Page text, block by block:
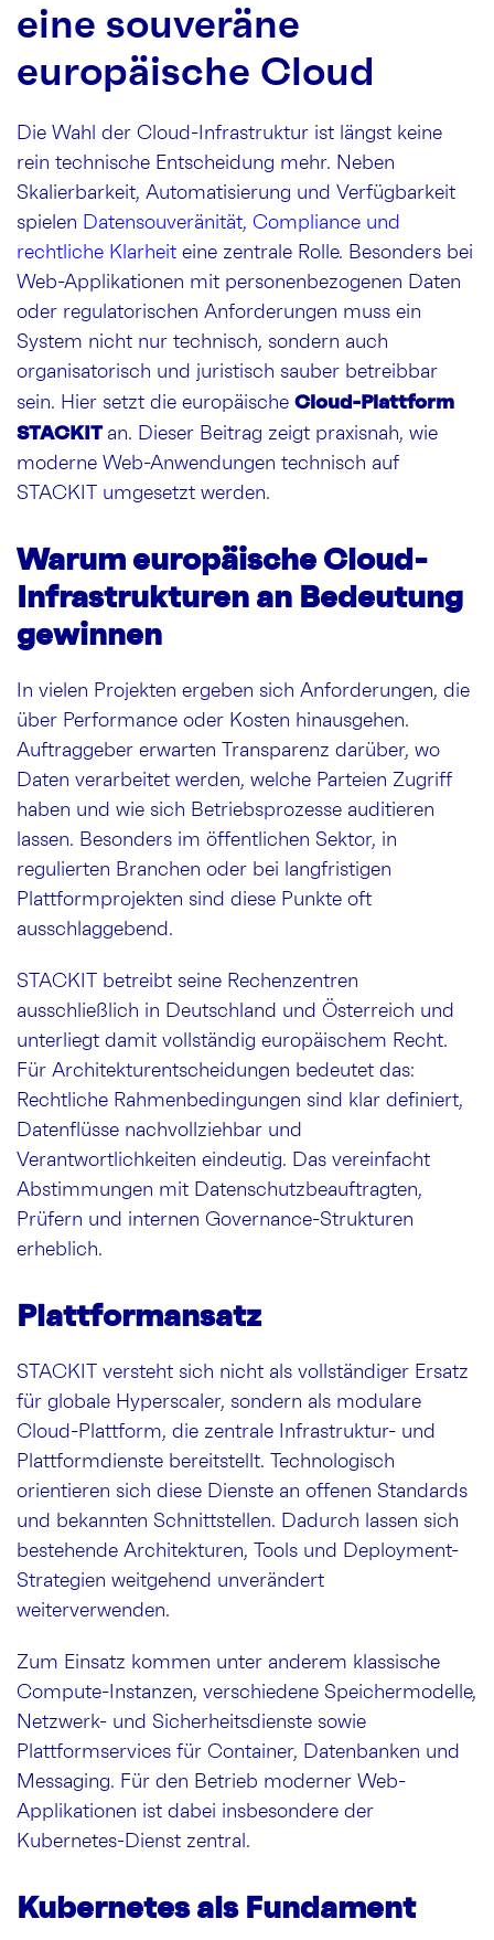
eine souveräne
europäische Cloud
Die Wahl der Cloud-Infrastruktur ist längst keine
rein technische Entscheidung mehr. Neben
Skalierbarkeit, Automatisierung und Verfügbarkeit
spielen Datensouveränität, Compliance und
rechtliche Klarheit eine zentrale Rolle. Besonders bei
Web-Applikationen mit personenbezogenen Daten
oder regulatorischen Anforderungen muss ein
System nicht nur technisch, sondern auch
organisatorisch und juristisch sauber betreibbar
sein. Hier setzt die europäische Cloud-Plattform
STACKIT an. Dieser Beitrag zeigt praxisnah, wie
moderne Web-Anwendungen technisch auf
STACKIT umgesetzt werden.
Warum europäische Cloud-
Infrastrukturen an Bedeutung
gewinnen
In vielen Projekten ergeben sich Anforderungen, die
über Performance oder Kosten hinausgehen.
Auftraggeber erwarten Transparenz darüber, wo
Daten verarbeitet werden, welche Parteien Zugriff
haben und wie sich Betriebsprozesse auditieren
lassen. Besonders im öffentlichen Sektor, in
regulierten Branchen oder bei langfristigen
Plattformprojekten sind diese Punkte oft
ausschlaggebend.
STACKIT betreibt seine Rechenzentren
ausschließlich in Deutschland und Österreich und
unterliegt damit vollständig europäischem Recht.
Für Architekturentscheidungen bedeutet das:
Rechtliche Rahmenbedingungen sind klar definiert,
Datenflüsse nachvollziehbar und
Verantwortlichkeiten eindeutig. Das vereinfacht
Abstimmungen mit Datenschutzbeauftragten,
Prüfern und internen Governance-Strukturen
erheblich.
Plattformansatz
STACKIT versteht sich nicht als vollständiger Ersatz
für globale Hyperscaler, sondern als modulare
Cloud-Plattform, die zentrale Infrastruktur- und
Plattformdienste bereitstellt. Technologisch
orientieren sich diese Dienste an offenen Standards
und bekannten Schnittstellen. Dadurch lassen sich
bestehende Architekturen, Tools und Deployment-
Strategien weitgehend unverändert
weiterverwenden.
Zum Einsatz kommen unter anderem klassische
Compute-Instanzen, verschiedene Speichermodelle,
Netzwerk- und Sicherheitsdienste sowie
Plattformservices für Container, Datenbanken und
Messaging. Für den Betrieb moderner Web-
Applikationen ist dabei insbesondere der
Kubernetes-Dienst zentral.
Kubernetes als Fundament